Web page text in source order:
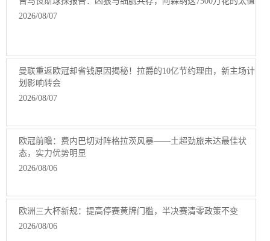
2026/08/07
曼联重返欧冠却省钱原因揭秘！拉爵的10亿节约理由，新主场计
划影响转会
2026/08/07
欧冠前瞻：费内巴切对阵格拉茨风暴——土超劲旅未达最佳状
态，实力优势明显
2026/08/06
欧洲三大杯新规：提高停赛黄牌门槛，半决赛清零政策不变
2026/08/06